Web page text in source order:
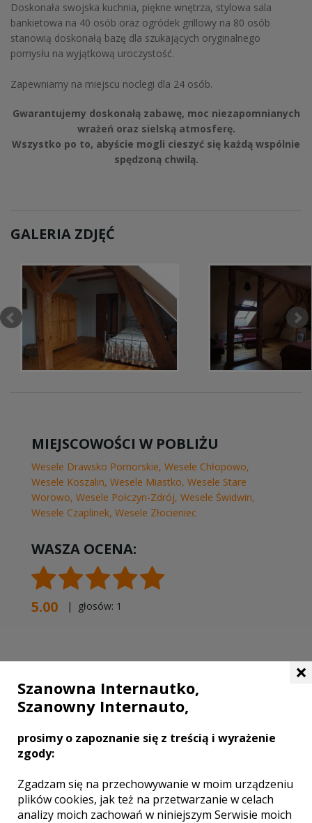
Doskonała swojska kuchnia, piękne wnętrza, stylowa sala
bankietowa na 40 osób oraz ogródek grillowy na 80 osób
stanowią doskonałą bazę dla szukających oryginalnego
pomysłu na wyjątkową uroczystość.
Zapewniamy na miejscu noclegi dla 24 osób.
Gwarantujemy doskonałą zabawę, moc niezapomnianych
wrażeń oraz sielską atmosferę.
Wszystko po to, abyście mogli cieszyć się każdą wspólnie
spędzoną chwilą.
GALERIA ZDJĘĆ
MIEJSCOWOŚCI W POBLIŻU
Wesele Drawsko Pomorskie, Wesele Chłopowo,
Wesele Koszalin, Wesele Miastko, Wesele Stare
Worowo, Wesele Połczyn-Zdrój, Wesele Świdwin,
Wesele Czaplinek, Wesele Złocieniec
WASZA OCENA:
5.00 | głosów: 1
OTRZYMASZ WYJĄTKOWĄ OFERTĘ
×
Szanowna Internautko,
Szanowny Internauto,
prosimy o zapoznanie się z treścią i wyrażenie
zgody:
Zgadzam się na przechowywanie w moim urządzeniu
plików cookies, jak też na przetwarzanie w celach
analizy moich zachowań w niniejszym Serwisie moich